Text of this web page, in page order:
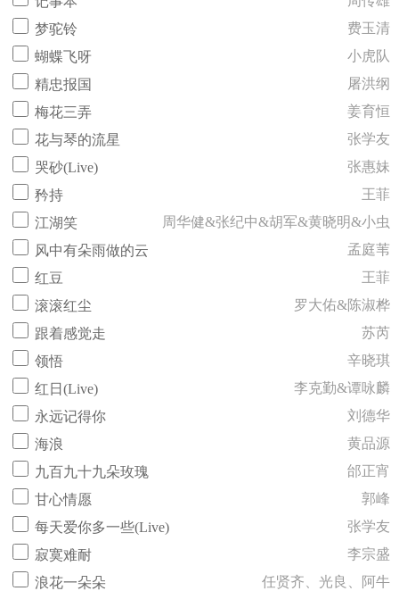
梦驼铃
费玉清
蝴蝶飞呀
小虎队
精忠报国
屠洪纲
梅花三弄
姜育恒
花与琴的流星
张学友
哭砂(Live)
张惠妹
矜持
王菲
江湖笑
周华健&张纪中&胡军&黄晓明&小虫
风中有朵雨做的云
孟庭苇
红豆
王菲
滚滚红尘
罗大佑&陈淑桦
跟着感觉走
苏芮
领悟
辛晓琪
红日(Live)
李克勤&谭咏麟
永远记得你
刘德华
海浪
黄品源
九百九十九朵玫瑰
邰正宵
甘心情愿
郭峰
每天爱你多一些(Live)
张学友
寂寞难耐
李宗盛
浪花一朵朵
任贤齐、光良、阿牛